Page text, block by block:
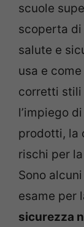
scuole
scoperta
salute e
usa e
corretti stili
l’impiego
prodotti, la
rischi per
Sono
esame per
sicurezza